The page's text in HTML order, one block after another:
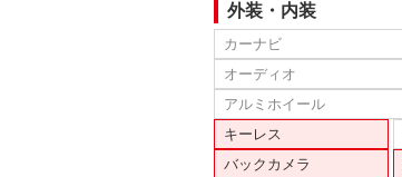
外装・内装
カーナビ
オーディオ
アルミホイール
キーレス
バックカメラ